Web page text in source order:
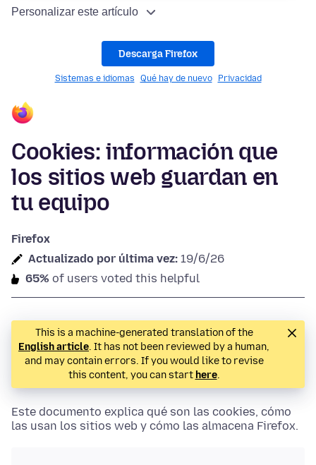
Personalizar este artículo
Descarga Firefox
Sistemas e idiomas Qué hay de nuevo Privacidad
Cookies: información que
los sitios web guardan en
tu equipo
Firefox
Actualizado por última vez: 19/6/26
65% of users voted this helpful
This is a machine-generated translation of the
English article. It has not been reviewed by a human,
and may contain errors. If you would like to revise
this content, you can start here.
Este documento explica qué son las cookies, cómo
las usan los sitios web y cómo las almacena Firefox.